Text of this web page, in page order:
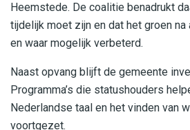
Heemstede. De coalitie benadrukt
tijdelijk moet zijn en dat het groen
en waar mogelijk verbeterd.
Naast opvang blijft de gemeente
Programma’s die statushouders
Nederlandse taal en het vinden van
voortgezet.